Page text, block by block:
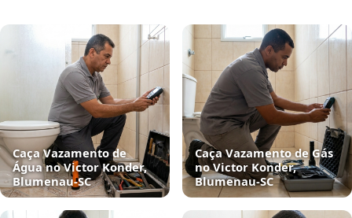
Caça Vazamento de
Água no Victor Konder,
Blumenau‑SC
Caça Vazamento de Gás
no Victor Konder,
Blumenau‑SC